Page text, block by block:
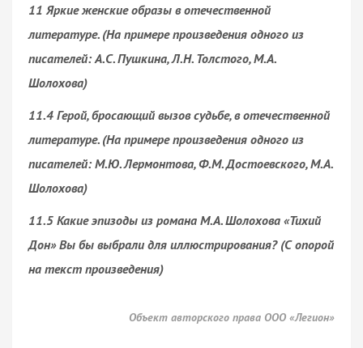
11 Яркие женские образы в отечественной
литературе. (На примере произведения одного из
писателей: А.С. Пушкина, Л.Н. Толстого, М.А.
Шолохова)
11.4 Герой, бросающий вызов судьбе, в отечественной
литературе. (На примере произведения одного из
писателей: М.Ю. Лермонтова, Ф.М. Достоевского, М.А.
Шолохова)
11.5 Какие эпизоды из романа М.А. Шолохова «Тихий
Дон» Вы бы выбрали для иллюстрирования? (С опорой
на текст произведения)
Объект авторского права ООО «Легион»